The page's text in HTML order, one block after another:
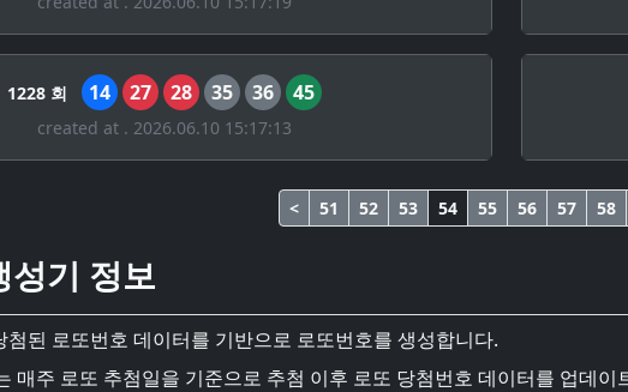
1228 회 14 27 28 35 36 45
created at . 2026.06.10 15:17:13
< 51 52 53 54 55 56 57 58
성기 정보
된 로또번호 데이터를 기반으로 로또번호를 생성합니다.
매주 로또 추첨일을 기준으로 추첨 이후 로또 당첨번호 데이터를 업데이